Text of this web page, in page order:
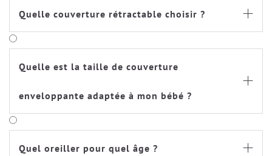
Quelle couverture rétractable choisir ? 
Quelle est la taille de couverture
enveloppante adaptée à mon bébé ?

Quel oreiller pour quel âge ? 